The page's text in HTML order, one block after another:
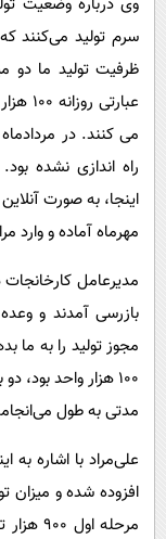
می کنند. در
راه اندازی نشده
اینجا، به صورت
مهرماه آماده و وارد
مدیرعامل کارخانجات
بازرسی آمدند و
مجوز تولید را به ما
۱۰۰ هزار واحد
مدتی به طول
مرحله